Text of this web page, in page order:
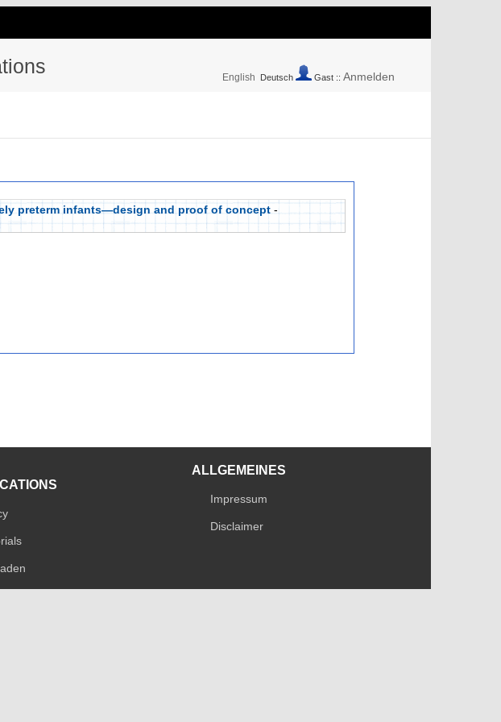
English Deutsch Gast :: Anmelden
preterm infants—design and proof of concept -
ALLGEMEINES
Impressum
Disclaimer